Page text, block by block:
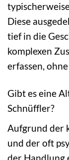
Diese
tief in die
komplexen
erfassen,
Gibt es eine
Schnüffler?
Aufgrund der
und der oft